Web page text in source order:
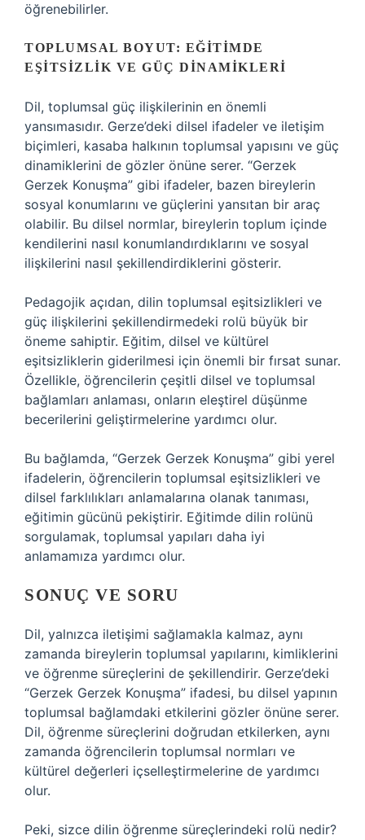
öğrenebilirler.
TOPLUMSAL BOYUT: EĞITIMDE
EŞITSIZLIK VE GÜÇ DINAMIKLERI
Dil, toplumsal güç ilişkilerinin en önemli
yansımasıdır. Gerze’deki dilsel ifadeler ve iletişim
biçimleri, kasaba halkının toplumsal yapısını ve güç
dinamiklerini de gözler önüne serer. “Gerzek
Gerzek Konuşma” gibi ifadeler, bazen bireylerin
sosyal konumlarını ve güçlerini yansıtan bir araç
olabilir. Bu dilsel normlar, bireylerin toplum içinde
kendilerini nasıl konumlandırdıklarını ve sosyal
ilişkilerini nasıl şekillendirdiklerini gösterir.
Pedagojik açıdan, dilin toplumsal eşitsizlikleri ve
güç ilişkilerini şekillendirmedeki rolü büyük bir
öneme sahiptir. Eğitim, dilsel ve kültürel
eşitsizliklerin giderilmesi için önemli bir fırsat sunar.
Özellikle, öğrencilerin çeşitli dilsel ve toplumsal
bağlamları anlaması, onların eleştirel düşünme
becerilerini geliştirmelerine yardımcı olur.
Bu bağlamda, “Gerzek Gerzek Konuşma” gibi yerel
ifadelerin, öğrencilerin toplumsal eşitsizlikleri ve
dilsel farklılıkları anlamalarına olanak tanıması,
eğitimin gücünü pekiştirir. Eğitimde dilin rolünü
sorgulamak, toplumsal yapıları daha iyi
anlamamıza yardımcı olur.
SONUÇ VE SORU
Dil, yalnızca iletişimi sağlamakla kalmaz, aynı
zamanda bireylerin toplumsal yapılarını, kimliklerini
ve öğrenme süreçlerini de şekillendirir. Gerze’deki
“Gerzek Gerzek Konuşma” ifadesi, bu dilsel yapının
toplumsal bağlamdaki etkilerini gözler önüne serer.
Dil, öğrenme süreçlerini doğrudan etkilerken, aynı
zamanda öğrencilerin toplumsal normları ve
kültürel değerleri içselleştirmelerine de yardımcı
olur.
Peki, sizce dilin öğrenme süreçlerindeki rolü nedir?